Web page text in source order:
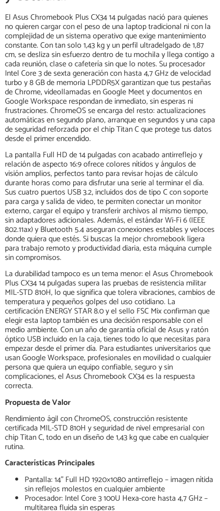
El Asus Chromebook Plus CX34 14 pulgadas nació para quienes
no quieren cargar con el peso de una laptop tradicional ni con la
complejidad de un sistema operativo que exige mantenimiento
constante. Con tan solo 1,43 kg y un perfil ultradelgado de 1,87
cm, se desliza sin esfuerzo dentro de tu mochila y llega contigo a
cada reunión, clase o cafetería sin que lo notes. Su procesador
Intel Core 3 de sexta generación con hasta 4,7 GHz de velocidad
turbo y 8 GB de memoria LPDDR5X garantizan que tus pestañas
de Chrome, videollamadas en Google Meet y documentos en
Google Workspace respondan de inmediato, sin esperas ni
frustraciones. ChromeOS se encarga del resto: actualizaciones
automáticas en segundo plano, arranque en segundos y una capa
de seguridad reforzada por el chip Titan C que protege tus datos
desde el primer encendido.
La pantalla Full HD de 14 pulgadas con acabado antirreflejo y
relación de aspecto 16:9 ofrece colores nítidos y ángulos de
visión amplios, perfectos tanto para revisar hojas de cálculo
durante horas como para disfrutar una serie al terminar el día.
Sus cuatro puertos USB 3.2, incluidos dos de tipo C con soporte
para carga y salida de video, te permiten conectar un monitor
externo, cargar el equipo y transferir archivos al mismo tiempo,
sin adaptadores adicionales. Además, el estándar Wi-Fi 6 (IEEE
802.11ax) y Bluetooth 5.4 aseguran conexiones estables y veloces
donde quiera que estés. Si buscas la mejor chromebook ligera
para trabajo remoto y productividad diaria, esta máquina cumple
sin compromisos.
La durabilidad tampoco es un tema menor: el Asus Chromebook
Plus CX34 14 pulgadas supera las pruebas de resistencia militar
MIL-STD 810H, lo que significa que tolera vibraciones, cambios de
temperatura y pequeños golpes del uso cotidiano. La
certificación ENERGY STAR 8.0 y el sello FSC Mix confirman que
elegir esta laptop también es una decisión responsable con el
medio ambiente. Con un año de garantía oficial de Asus y ratón
óptico USB incluido en la caja, tienes todo lo que necesitas para
empezar desde el primer día. Para estudiantes universitarios que
usan Google Workspace, profesionales en movilidad o cualquier
persona que quiera un equipo confiable, seguro y sin
complicaciones, el Asus Chromebook CX34 es la respuesta
correcta.
Propuesta de Valor
Rendimiento ágil con ChromeOS, construcción resistente
certificada MIL-STD 810H y seguridad de nivel empresarial con
chip Titan C, todo en un diseño de 1,43 kg que cabe en cualquier
rutina.
Características Principales
Pantalla: 14" Full HD 1920×1080 antirreflejo – imagen nítida
sin reflejos molestos en cualquier ambiente
Procesador: Intel Core 3 100U Hexa-core hasta 4,7 GHz –
multitarea fluida sin esperas